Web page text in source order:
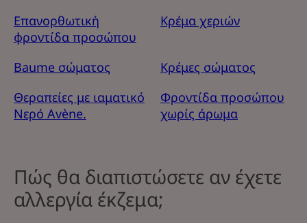
Επανορθωτική
φροντίδα προσώπου
Κρέμα χεριών
Baume σώματος
Κρέμες σώματος
Θεραπείες με ιαματικό
Νερό Avène.
Φροντίδα προσώπου
χωρίς άρωμα
Πώς θα διαπιστώσετε αν έχετε
αλλεργία έκζεμα;